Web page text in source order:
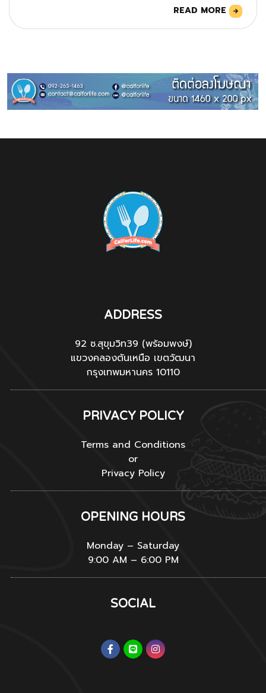
READ MORE
ADDRESS
92 ซ.สุขุมวิท39 (พร้อมพงษ์)
แขวงคลองตันเหนือ เขตวัฒนา
กรุงเทพมหานคร 10110
PRIVACY POLICY
Terms and Conditions
or
Privacy Policy
OPENING HOURS
Monday – Saturday
9:00 AM – 6:00 PM
SOCIAL